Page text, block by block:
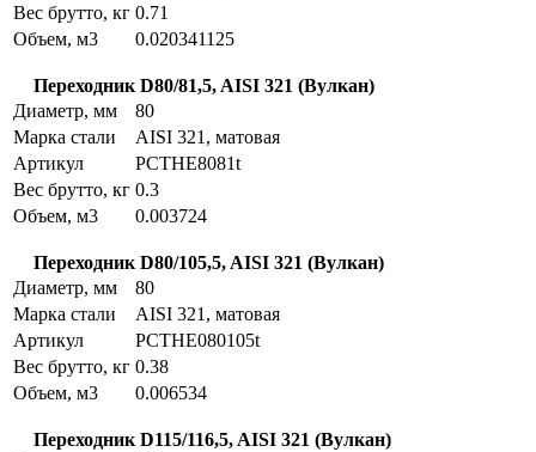
Вес брутто, кг 0.71
Объем, м3
0.020341125
Переходник D80/81,5, AISI 321 (Вулкан)
Диаметр, мм
80
Марка стали
AISI 321, матовая
Артикул
PCTHE8081t
Вес брутто, кг 0.3
Объем, м3
0.003724
Переходник D80/105,5, AISI 321 (Вулкан)
Диаметр, мм
80
Марка стали
AISI 321, матовая
Артикул
PCTHE080105t
Вес брутто, кг 0.38
Объем, м3
0.006534
Переходник D115/116,5, AISI 321 (Вулкан)